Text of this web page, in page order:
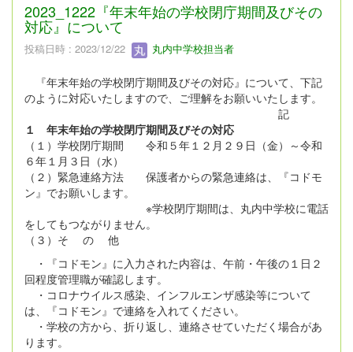
2023_1222『年末年始の学校閉庁期間及びその
対応』について
投稿日時 : 2023/12/22 丸内中学校担当者
『年末年始の学校閉庁期間及びその対応』について、下記
のように対応いたしますので、ご理解をお願いいたします。
記
１ 年末年始の学校閉庁期間及びその対応
（１）学校閉庁期間 令和５年１２月２９日（金）～令和
６年１月３日（水）
（２）緊急連絡方法 保護者からの緊急連絡は、『コドモ
ン』でお願いします。
※学校閉庁期間は、丸内中学校に電話
をしてもつながりません。
（３）そ の 他
・『コドモン』に入力された内容は、午前・午後の１日２
回程度管理職が確認します。
・コロナウイルス感染、インフルエンザ感染等について
は、『コドモン』で連絡を入れてください。
・学校の方から、折り返し、連絡させていただく場合があ
ります。